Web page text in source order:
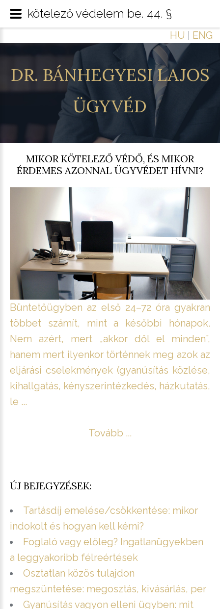
HU ENG
DR. BÁNHEGYESI LAJOS
ÜGYVÉD
MIKOR KÖTELEZŐ VÉDŐ, ÉS MIKOR
ÉRDEMES AZONNAL ÜGYVÉDET HÍVNI?
Büntetőügyben az első 24–72 óra gyakran
többet számít, mint a későbbi hónapok.
Nem azért, mert „akkor dől el minden”,
hanem mert ilyenkor történnek meg azok az
eljárási cselekmények (gyanúsítás közlése,
kihallgatás, kényszerintézkedés, házkutatás,
le ...
Tovább ...
ÚJ BEJEGYZÉSEK:
Tartásdíj emelése/csökkentése: mikor
indokolt és hogyan kell kérni?
Foglaló vagy előleg? Ingatlanügyekben
a leggyakoribb félreértések
Osztatlan közös tulajdon
megszüntetése: megosztás, kivásárlás, per
Gyanúsítás vagyon elleni ügyben: mit
kötelező védelem be. 44. §